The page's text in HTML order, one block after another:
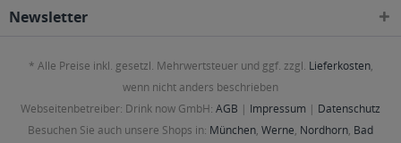
Newsletter
* Alle Preise inkl. gesetzl. Mehrwertsteuer und ggf. zzgl. Lieferkosten,
wenn nicht anders beschrieben
Webseitenbetreiber: Drink now GmbH: AGB | Impressum | Datenschutz
Besuchen Sie auch unsere Shops in: München, Werne, Nordhorn, Bad